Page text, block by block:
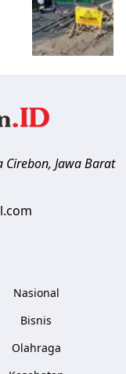
Cirebon, Jawa Barat
Nasional
Bisnis
Olahraga